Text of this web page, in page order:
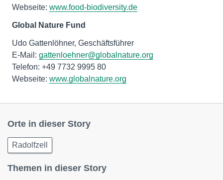
Webseite: www.food-biodiversity.de
Global Nature Fund
Udo Gattenlöhner, Geschäftsführer
E-Mail: gattenloehner@globalnature.org
Telefon: +49 7732 9995 80
Webseite: www.globalnature.org
Orte in dieser Story
Radolfzell
Themen in dieser Story